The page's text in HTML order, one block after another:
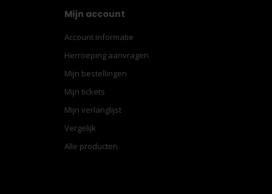
Mijn account
Account informatie
Herroeping aanvragen
Mijn bestellingen
Mijn tickets
Mijn verlanglijst
Vergelijk
Alle producten